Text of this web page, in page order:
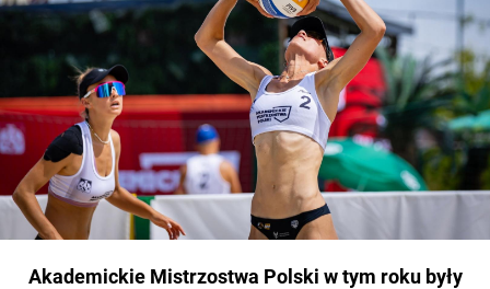
Akademickie Mistrzostwa Polski w tym roku były